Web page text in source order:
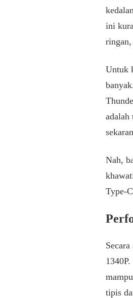
ini
Untuk
adalah
Nah,
Type-
tipis